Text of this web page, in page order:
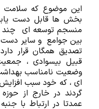
این موضوع که سلامت
بخش ها قابل دست
منسجم توسعه ای چند
تصدیق همگان قرار
قبیل بیسوادی ،
وضعیت نامناسب
ای ، که خود سبب
گردند در خارج از
عمدتا در ارتباط با